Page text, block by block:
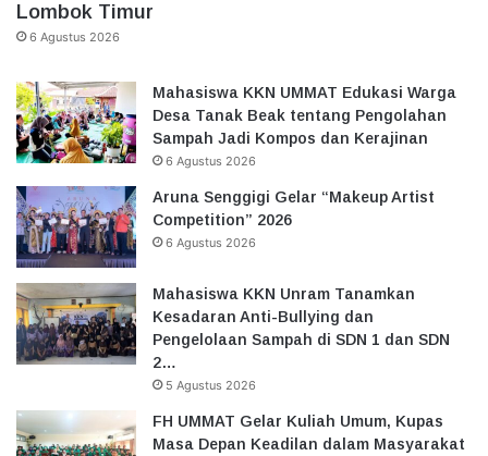
Lombok Timur
6 Agustus 2026
Mahasiswa KKN UMMAT Edukasi Warga
Desa Tanak Beak tentang Pengolahan
Sampah Jadi Kompos dan Kerajinan
6 Agustus 2026
Aruna Senggigi Gelar “Makeup Artist
Competition” 2026
6 Agustus 2026
Mahasiswa KKN Unram Tanamkan
Kesadaran Anti-Bullying dan
Pengelolaan Sampah di SDN 1 dan SDN
2…
5 Agustus 2026
FH UMMAT Gelar Kuliah Umum, Kupas
Masa Depan Keadilan dalam Masyarakat